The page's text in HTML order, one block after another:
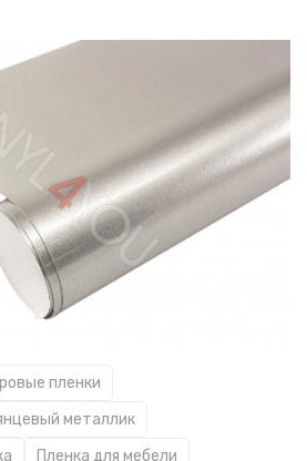
пленки
металлик
Пленка для мебели